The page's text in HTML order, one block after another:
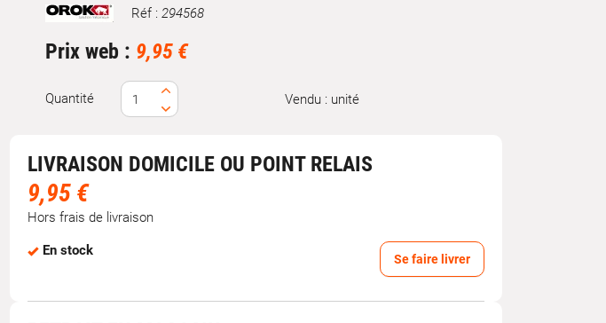
Marque Réf : 294568
Prix web : 9,95 €
Quantité Vendu : unité
LIVRAISON DOMICILE OU POINT RELAIS
9,95 €
Hors frais de livraison
En stock
Se faire livrer